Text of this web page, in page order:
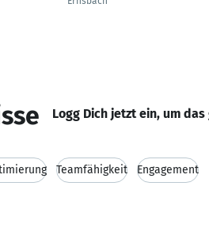
Logg Dich jetzt ein, um
Teamfähigkeit Engagement